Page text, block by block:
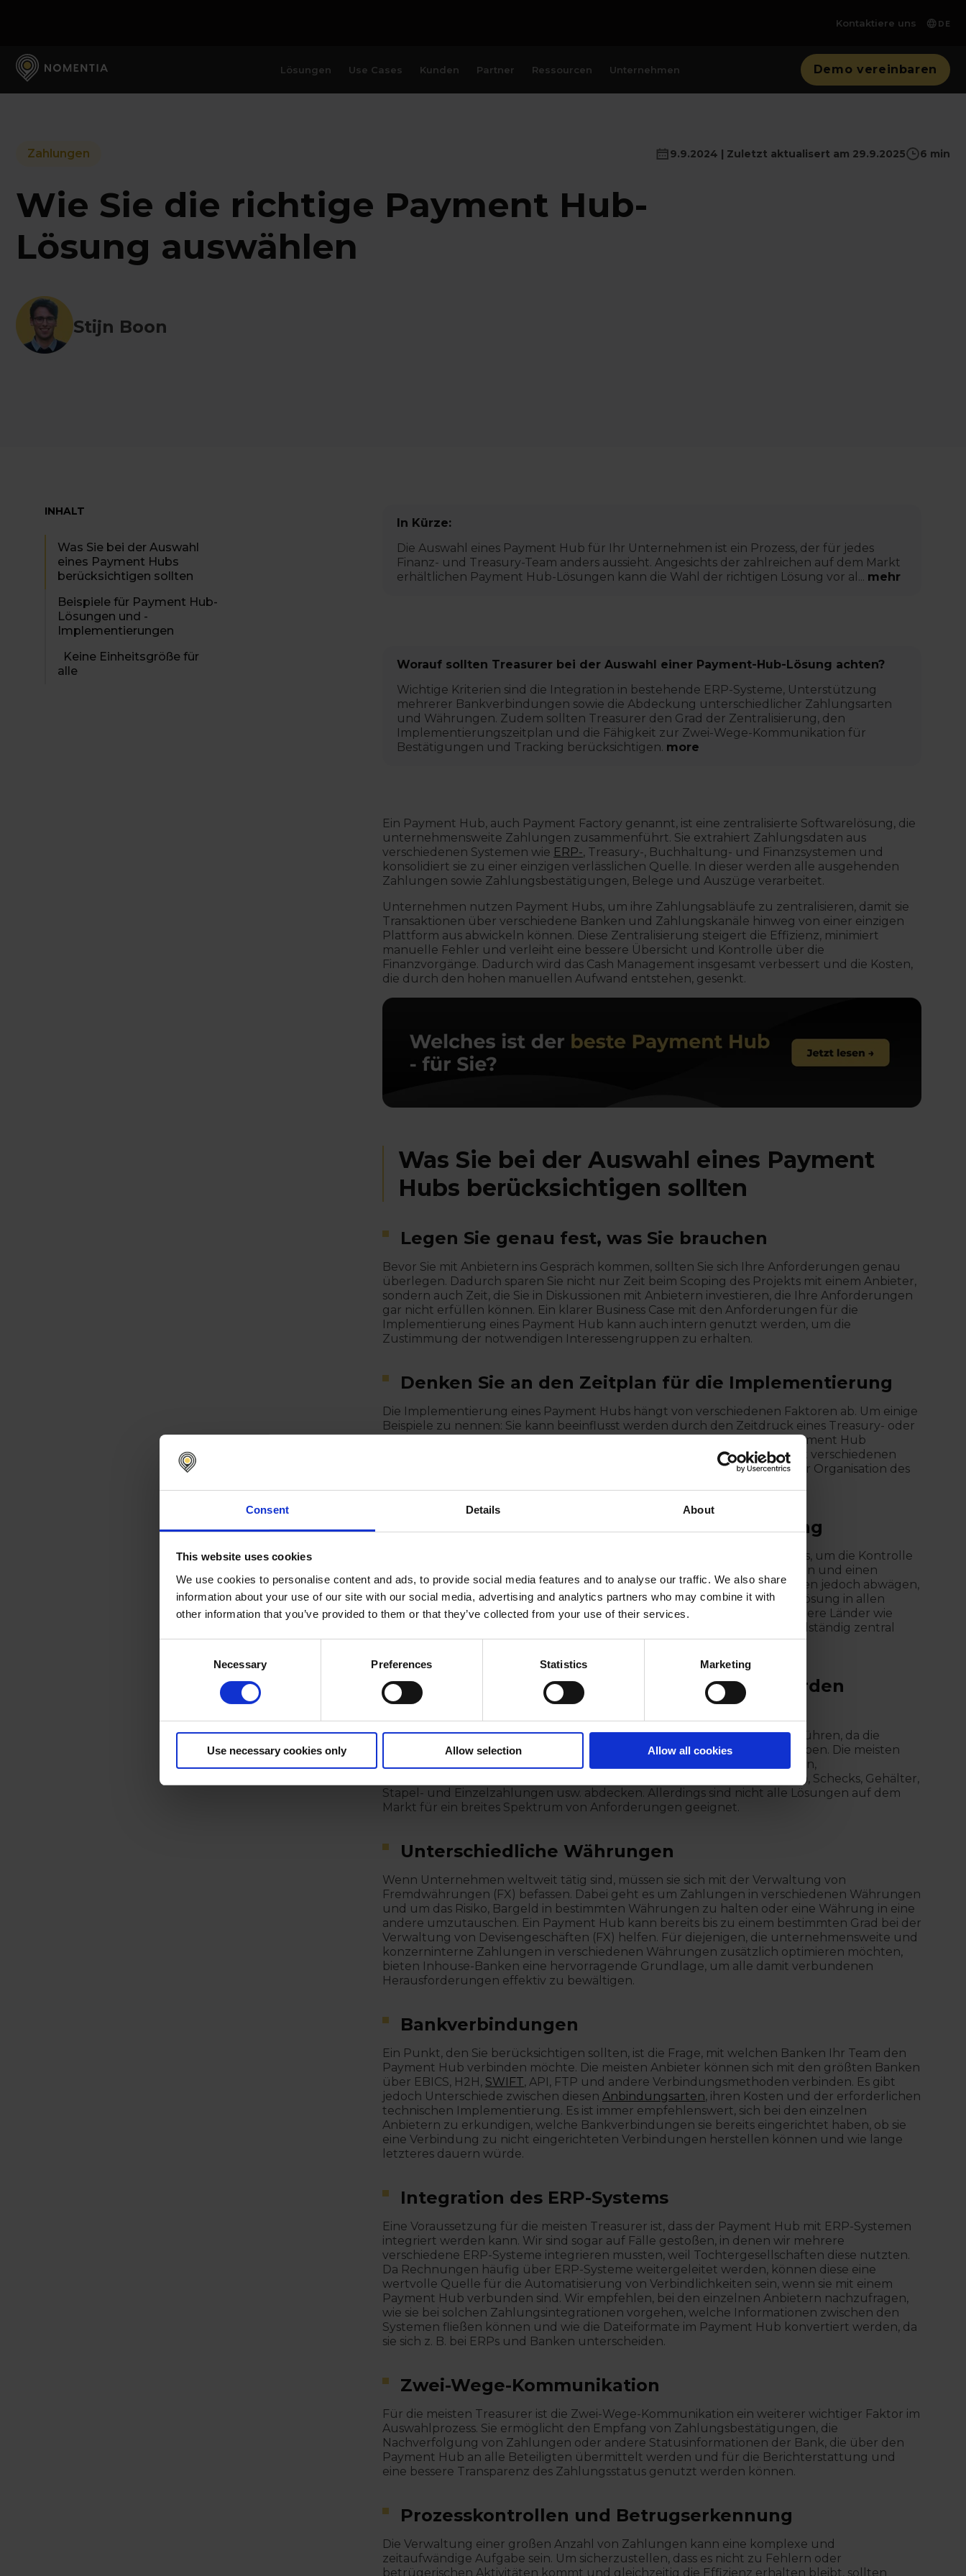
Consent Details About
This website uses cookies
We use cookies to personalise content and ads, to provide social media features and to analyse our traffic. We also share
information about your use of our site with our social media, advertising and analytics partners who may combine it with
other information that you’ve provided to them or that they’ve collected from your use of their services.
Necessary Preferences Statistics Marketing
Use necessary cookies only Allow selection Allow all cookies
Kontaktiere uns DE
Lösungen Use Cases Kunden Partner Ressourcen Unternehmen Demo vereinbaren
Zahlungen 9.9.2024 | Zuletzt aktualisert am 29.9.2025 6 min
Wie Sie die richtige Payment Hub-
Lösung auswählen
Stijn Boon
INHALT
Was Sie bei der Auswahl
eines Payment Hubs
berücksichtigen sollten
Beispiele für Payment Hub-
Lösungen und -
Implementierungen
Keine Einheitsgröße für
alle
In Kürze:
Die Auswahl eines Payment Hub für Ihr Unternehmen ist ein Prozess, der für jedes
Finanz- und Treasury-Team anders aussieht. Angesichts der zahlreichen auf dem Markt
erhältlichen Payment Hub-Lösungen kann die Wahl der richtigen Lösung vor al... mehr
Worauf sollten Treasurer bei der Auswahl einer Payment-Hub-Lösung achten?
Wichtige Kriterien sind die Integration in bestehende ERP-Systeme, Unterstützung
mehrerer Bankverbindungen sowie die Abdeckung unterschiedlicher Zahlungsarten
und Währungen. Zudem sollten Treasurer den Grad der Zentralisierung, den
Implementierungszeitplan und die Fähigkeit zur Zwei-Wege-Kommunikation für
Bestätigungen und Tracking berücksichtigen. more
Ein Payment Hub, auch Payment Factory genannt, ist eine zentralisierte Softwarelösung, die
unternehmensweite Zahlungen zusammenführt. Sie extrahiert Zahlungsdaten aus
verschiedenen Systemen wie ERP-, Treasury-, Buchhaltung- und Finanzsystemen und
konsolidiert sie zu einer einzigen verlässlichen Quelle. In dieser werden alle ausgehenden
Zahlungen sowie Zahlungsbestätigungen, Belege und Auszüge verarbeitet.
Unternehmen nutzen Payment Hubs, um ihre Zahlungsabläufe zu zentralisieren, damit sie
Transaktionen über verschiedene Banken und Zahlungskanäle hinweg von einer einzigen
Plattform aus abwickeln können. Diese Zentralisierung steigert die Effizienz, minimiert
manuelle Fehler und verleiht eine bessere Übersicht und Kontrolle über die
Finanzvorgänge. Dadurch wird das Cash Management insgesamt verbessert und die Kosten,
die durch den hohen manuellen Aufwand entstehen, gesenkt.
Was Sie bei der Auswahl eines Payment
Hubs berücksichtigen sollten
Legen Sie genau fest, was Sie brauchen
Bevor Sie mit Anbietern ins Gespräch kommen, sollten Sie sich Ihre Anforderungen genau
überlegen. Dadurch sparen Sie nicht nur Zeit beim Scoping des Projekts mit einem Anbieter,
sondern auch Zeit, die Sie in Diskussionen mit Anbietern investieren, die Ihre Anforderungen
gar nicht erfüllen können. Ein klarer Business Case mit den Anforderungen für die
Implementierung eines Payment Hub kann auch intern genutzt werden, um die
Zustimmung der notwendigen Interessengruppen zu erhalten.
Denken Sie an den Zeitplan für die Implementierung
Die Implementierung eines Payment Hubs hängt von verschiedenen Faktoren ab. Um einige
Beispiele zu nennen: Sie kann beeinflusst werden durch den Zeitdruck eines Treasury- oder
Finanzteams, die Komplexität der aktuellen Systemlandschaft (da ein Payment Hub
integriert werden muss), die Komplexität der Unternehmensstruktur (mit verschiedenen
Tochtergesellschaften usw.) oder die Verfügbarkeit von Fachleuten in der Organisation des
Wie viel Zentralisierung vs. Dezentralisierung
Viele Unternehmen erwägen eine Zentralisierung ihres Zahlungsverkehrs, um die Kontrolle
an das Group Treasury abzugeben und so die Prozesseffizienz zu erhöhen und einen
besseren Einblick in alle Zahlungen zu erhalten. Die Unternehmen müssen jedoch abwägen,
wie stark sie die Lösung zentralisieren wollen. Einige Kunden führen die Lösung in allen
Niederlassungen in Dutzenden von Ländern ein, schließen aber schwierigere Länder wie
Lateinamerika aus, während andere täglich Tausende von Zahlungen vollständig zentral
verarbeiten.
Arten von Zahlungen, die durchgeführt werden
müssen
Es ist wichtig, die Arten von Zahlungen einzugrenzen, die Sie derzeit ausführen, da die
verschiedenen Payment Hub-Lösungen unterschiedliche Fähigkeiten haben. Die meisten
fortschrittlichen Zahlungstechnologien können verschiedene Währungen,
länderübergreifende und Inlandszahlungen, ACH, SEPA, Überweisungen, Schecks, Gehälter,
Stapel- und Einzelzahlungen usw. abdecken. Allerdings sind nicht alle Lösungen auf dem
Markt für ein breites Spektrum von Anforderungen geeignet.
Unterschiedliche Währungen
Wenn Unternehmen weltweit tätig sind, müssen sie sich mit der Verwaltung von
Fremdwährungen (FX) befassen. Dabei geht es um Zahlungen in verschiedenen Währungen
und um das Risiko, Bargeld in bestimmten Währungen zu halten oder eine Währung in eine
andere umzutauschen. Ein Payment Hub kann bereits bis zu einem bestimmten Grad bei der
Verwaltung von Devisengeschäften (FX) helfen. Für diejenigen, die unternehmensweite und
konzerninterne Zahlungen in verschiedenen Währungen zusätzlich optimieren möchten,
bieten Inhouse-Banken eine hervorragende Grundlage, um alle damit verbundenen
Herausforderungen effektiv zu bewältigen.
Bankverbindungen
Ein Punkt, den Sie berücksichtigen sollten, ist die Frage, mit welchen Banken Ihr Team den
Payment Hub verbinden möchte. Die meisten Anbieter können sich mit den größten Banken
über EBICS, H2H, SWIFT, API, FTP und andere Verbindungsmethoden verbinden. Es gibt
jedoch Unterschiede zwischen diesen Anbindungsarten, ihren Kosten und der erforderlichen
technischen Implementierung. Es ist immer empfehlenswert, sich bei den einzelnen
Anbietern zu erkundigen, welche Bankverbindungen sie bereits eingerichtet haben, ob sie
eine Verbindung zu nicht eingerichteten Verbindungen herstellen können und wie lange
letzteres dauern würde.
Integration des ERP-Systems
Eine Voraussetzung für die meisten Treasurer ist, dass der Payment Hub mit ERP-Systemen
integriert werden kann. Wir sind sogar auf Fälle gestoßen, in denen wir mehrere
verschiedene ERP-Systeme integrieren mussten, weil Tochtergesellschaften diese nutzten.
Da Rechnungen häufig über ERP-Systeme weitergeleitet werden, können diese eine
wertvolle Quelle für die Automatisierung von Verbindlichkeiten sein, wenn sie mit einem
Payment Hub verbunden sind. Wir empfehlen, bei den einzelnen Anbietern nachzufragen,
wie sie bei solchen Zahlungsintegrationen vorgehen, welche Informationen zwischen den
Systemen fließen können und wie die Dateiformate im Payment Hub konvertiert werden, da
sie sich z. B. bei ERPs und Banken unterscheiden.
Zwei-Wege-Kommunikation
Für die meisten Treasurer ist die Zwei-Wege-Kommunikation ein weiterer wichtiger Faktor im
Auswahlprozess. Sie ermöglicht den Empfang von Zahlungsbestätigungen, die
Nachverfolgung von Zahlungen oder andere Statusinformationen der Bank, die über den
Payment Hub an alle Beteiligten übermittelt werden und für die Berichterstattung und
eine bessere Transparenz des Zahlungsstatus genutzt werden können.
Prozesskontrollen und Betrugserkennung
Die Verwaltung einer großen Anzahl von Zahlungen kann eine komplexe und
zeitaufwändige Aufgabe sein. Um sicherzustellen, dass es nicht zu Fehlern oder
betrügerischen Aktivitäten kommt und gleichzeitig die Effizienz erhalten bleibt, sollten